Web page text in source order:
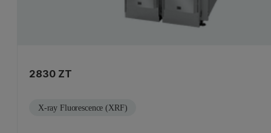
2830 ZT
X-ray Fluorescence (XRF)